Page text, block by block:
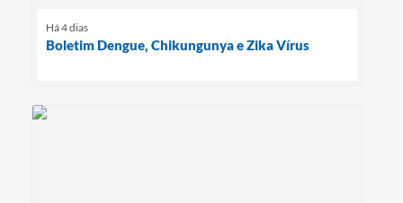
Há 4 dias
Boletim Dengue, Chikungunya e Zika Vírus